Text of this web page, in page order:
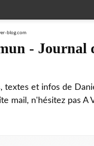
- Journal
textes et infos de
mail, n'hésitez pas A